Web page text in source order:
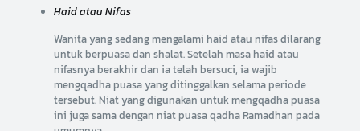
Haid atau Nifas
Wanita yang sedang mengalami haid atau nifas dilarang
untuk berpuasa dan shalat. Setelah masa haid atau
nifasnya berakhir dan ia telah bersuci, ia wajib
mengqadha puasa yang ditinggalkan selama periode
tersebut. Niat yang digunakan untuk mengqadha puasa
ini juga sama dengan niat puasa qadha Ramadhan pada